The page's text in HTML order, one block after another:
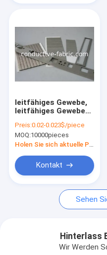
Über uns
Referenzen
Leitfähiges Gewebe
HF-Abschirmung Gewebe
Antistrahlungsgewebe
leitfähiges Gewebe,
leitfähiges Gewebe
die Produkte
abschirmt
Preis:0.02-0.023$/piece
MOQ:10000pieces
Holen Sie sich aktuelle Preis
Kontakt
Sehen
Hinterlass
Wir Werden